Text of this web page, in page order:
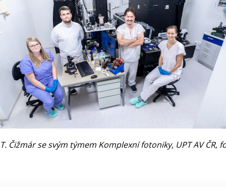
T. Čižmár se svým týmem Komplexní fotoniky, UPT AV ČR,